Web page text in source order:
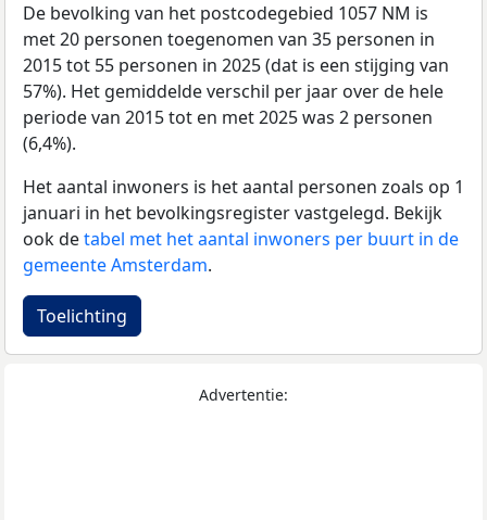
De bevolking van het postcodegebied 1057 NM is
met 20 personen toegenomen van 35 personen in
2015 tot 55 personen in 2025 (dat is een stijging van
57%). Het gemiddelde verschil per jaar over de hele
periode van 2015 tot en met 2025 was 2 personen
(6,4%).
Het aantal inwoners is het aantal personen zoals op 1
januari in het bevolkingsregister vastgelegd. Bekijk
ook detabel met het aantal inwoners per buurt in de
gemeente Amsterdam.
Toelichting
Advertentie: